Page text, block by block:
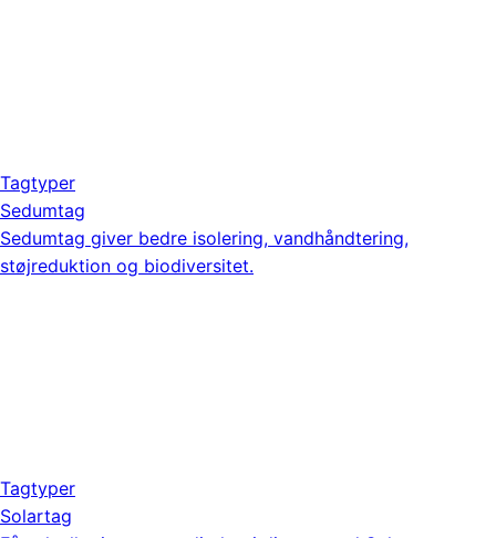
Tagtyper
Sedumtag
Sedumtag giver bedre isolering, vandhåndtering,
støjreduktion og biodiversitet.
Tagtyper
Solartag